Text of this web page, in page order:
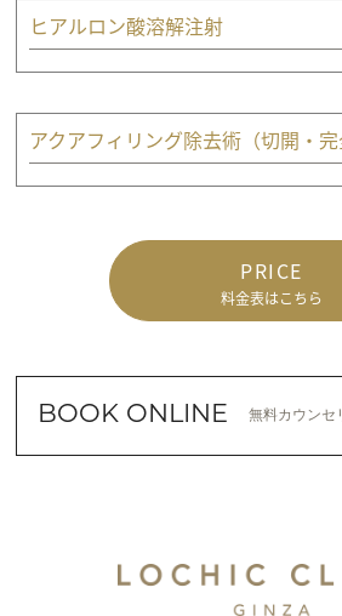
ヒアルロン酸溶解注射
アクアフィリング除去術（切開・完
PRICE
料金表はこちら
BOOK ONLINE 無料カウンセ